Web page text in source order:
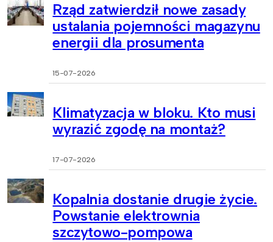
Rząd zatwierdził nowe zasady
ustalania pojemności magazynu
energii dla prosumenta
15-07-2026
Klimatyzacja w bloku. Kto musi
wyrazić zgodę na montaż?
17-07-2026
Kopalnia dostanie drugie życie.
Powstanie elektrownia
szczytowo-pompowa